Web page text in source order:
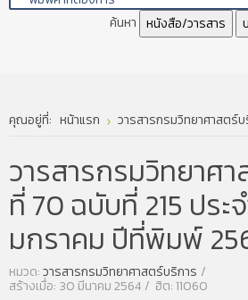
ค้นหา หนังสือ/วารสาร
คุณอยู่ที่: หน้าแรก วารสารกรมวิทยาศาสตร์
วารสารกรมวิทยาศ
ที่ 70 ฉบับที่ 215 ประ
มกราคม ปีที่พิมพ์
หมวด:วารสารกรมวิทยาศาสตร์บริการ
สร้างเมื่อ: 30 มีนาคม 2564 ฮิต: 11060